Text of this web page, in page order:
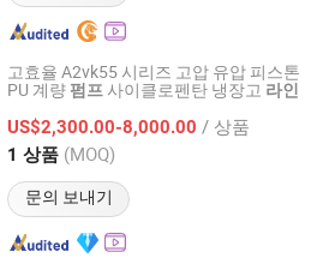
고효율 A2vk55 시리즈 고압 유압 피스톤
PU 계량 펌프 사이클로펜탄 냉장고 라인
US$2,300.00-8,000.00 / 상품
1 상품 (MOQ)
문의 보내기
Co., Ltd.
이후 2025